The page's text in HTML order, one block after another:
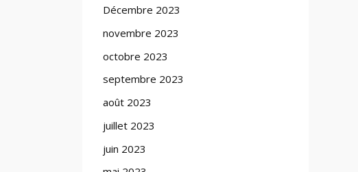
Décembre 2023
novembre 2023
octobre 2023
septembre 2023
août 2023
juillet 2023
juin 2023